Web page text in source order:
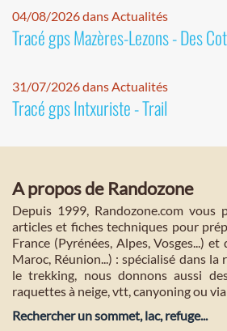
04/08/2026 dans Actualités
Tracé gps Mazères-Lezons - Des
31/07/2026 dans Actualités
Tracé gps Intxuriste - Trail
A propos de Randozone
Depuis 1999, Randozone.com vous
articles et fiches techniques pour
France (Pyrénées, Alpes, Vosges...)
Maroc, Réunion...) : spécialisé dans
le trekking, nous donnons aussi
raquettes à neige, vtt, canyoning ou
Rechercher un sommet, lac, refuge...